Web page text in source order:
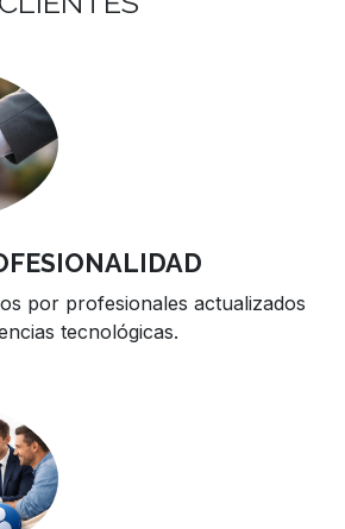
por profesionales actualizados
tecnológicas.